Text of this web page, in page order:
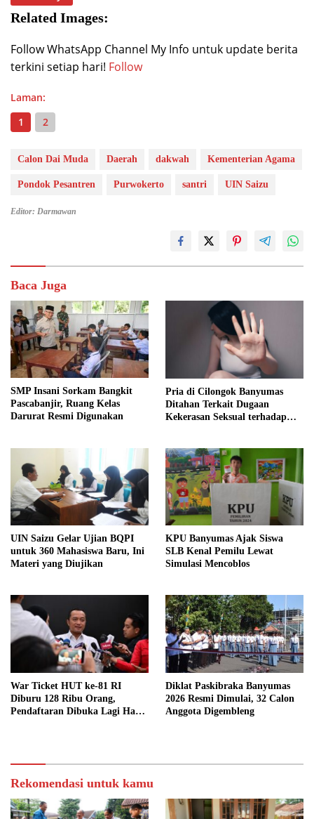
Related Images:
Follow WhatsApp Channel My Info untuk update berita
terkini setiap hari! Follow
Laman:
1
2
Calon Dai Muda Daerah dakwah Kementerian Agama
Pondok Pesantren Purwokerto santri UIN Saizu
Editor: Darmawan
Baca Juga
SMP Insani Sorkam Bangkit
Pascabanjir, Ruang Kelas
Darurat Resmi Digunakan
Pria di Cilongok Banyumas
Ditahan Terkait Dugaan
Kekerasan Seksual terhadap
UIN Saizu Gelar Ujian BQPI
untuk 360 Mahasiswa Baru, Ini
Materi yang Diujikan
KPU Banyumas Ajak Siswa
SLB Kenal Pemilu Lewat
Simulasi Mencoblos
War Ticket HUT ke-81 RI
Diburu 128 Ribu Orang,
Pendaftaran Dibuka Lagi Hari
Diklat Paskibraka Banyumas
2026 Resmi Dimulai, 32 Calon
Anggota Digembleng
Rekomendasi untuk kamu